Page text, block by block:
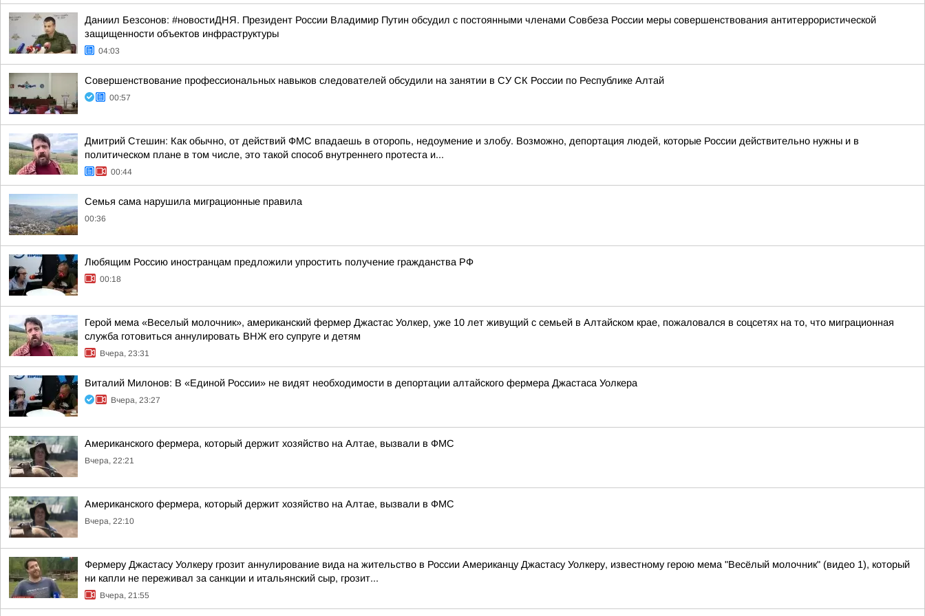
Даниил Безсонов: #новостиДНЯ. Президент России Владимир Путин обсудил с постоянными членами Совбеза России меры совершенствования антитеррористической
защищенности объектов инфраструктуры
04:03
Совершенствование профессиональных навыков следователей обсудили на занятии в СУ СК России по Республике Алтай
00:57
Дмитрий Стешин: Как обычно, от действий ФМС впадаешь в оторопь, недоумение и злобу. Возможно, депортация людей, которые России действительно нужны и в
политическом плане в том числе, это такой способ внутреннего протеста и...
00:44
Семья сама нарушила миграционные правила
00:36
Любящим Россию иностранцам предложили упростить получение гражданства РФ
00:18
Герой мема «Веселый молочник», американский фермер Джастас Уолкер, уже 10 лет живущий с семьей в Алтайском крае, пожаловался в соцсетях на то, что миграционная
служба готовиться аннулировать ВНЖ его супруге и детям
Вчера, 23:31
Виталий Милонов: В «Единой России» не видят необходимости в депортации алтайского фермера Джастаса Уолкера
Вчера, 23:27
Американского фермера, который держит хозяйство на Алтае, вызвали в ФМС
Вчера, 22:21
Американского фермера, который держит хозяйство на Алтае, вызвали в ФМС
Вчера, 22:10
Фермеру Джастасу Уолкеру грозит аннулирование вида на жительство в России Американцу Джастасу Уолкеру, известному герою мема "Весёлый молочник" (видео 1), который
ни капли не переживал за санкции и итальянский сыр, грозит...
Вчера, 21:55